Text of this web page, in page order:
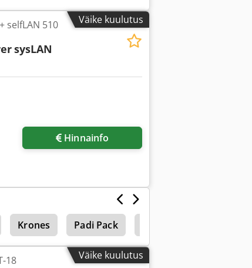
Väike kuulutus
selfLAN 510
sysLAN
Hinnainfo
Krones Padi Pack
Väike kuulutus
18